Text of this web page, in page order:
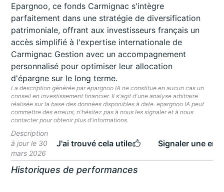
Epargnoo, ce fonds Carmignac s'intègre
parfaitement dans une stratégie de diversification
patrimoniale, offrant aux investisseurs français un
accès simplifié à l'expertise internationale de
Carmignac Gestion avec un accompagnement
personnalisé pour optimiser leur allocation
d'épargne sur le long terme.
La description générée par epargnoo IA ne constitue en aucun cas un
conseil en investissement financier. Il s'agit d'une analyse arbitraire
réalisée sur la base des données disponibles à date. epargnoo IA peut
commettre des erreurs, n'hésitez pas à nous les signaler et à nous
contacter pour obtenir plus d'informations.
Description
à jour le 30
mars 2026
J'ai trouvé cela utile Signaler une
Historiques de performances